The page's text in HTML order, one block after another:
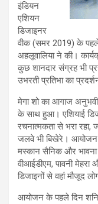
इंडियन
एशियन
डिजाइनर
वीक (समर 2019) के पहले
अहलूवालिया ने की।
कुछ शानदार संग्रह भी
उभरती प्रतिभा का
मेगा शो का आगाज
के साथ हुआ। एशियाई
रचनात्मकता से भरा रहा,
जलवे भी बिखेरे।
मस्कान सैनिक और भावना
वीआईडीएम, पावनी
डिजाइनों से वहां मौजूद
आयोजन के पहले दिन